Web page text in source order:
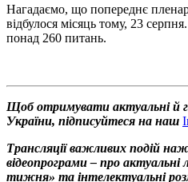
Нагадаємо, що попереднє
відбулося місяць тому, 23
понад 260 питань.
Щоб отримувати актуальні й
України, підписуйтеся на наш
Трансляції важливих подій
відеопрограми – про актуальні
тижня» та інтелектуальні